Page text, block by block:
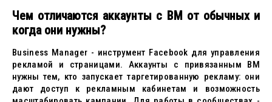
Чем отличаются аккаунты с BM от обычных и
когда они нужны?
Business Manager - инструмент Facebook для управления
рекламой и страницами. Аккаунты с привязанным BM
нужны тем, кто запускает таргетированную рекламу: они
дают доступ к рекламным кабинетам и возможность